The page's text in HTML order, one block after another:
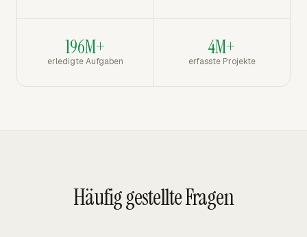
196M+
erledigte Aufgaben
4M+
erfasste Projekte
Häufig gestellte Fragen